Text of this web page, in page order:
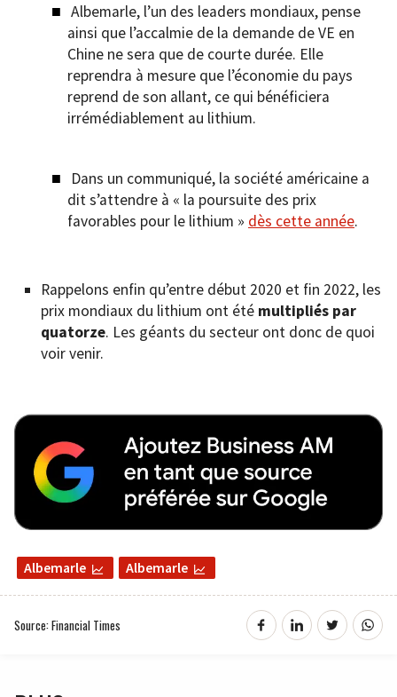
Albemarle, l’un des leaders mondiaux, pense
ainsi que l’accalmie de la demande de VE en
Chine ne sera que de courte durée. Elle
reprendra à mesure que l’économie du pays
reprend de son allant, ce qui bénéficiera
irrémédiablement au lithium.
Dans un communiqué, la société américaine a
dit s’attendre à « la poursuite des prix
favorables pour le lithium » dès cette année.
Rappelons enfin qu’entre début 2020 et fin 2022, les
prix mondiaux du lithium ont été multipliés par
quatorze. Les géants du secteur ont donc de quoi
voir venir.
Albemarle Albemarle
Source: Financial Times